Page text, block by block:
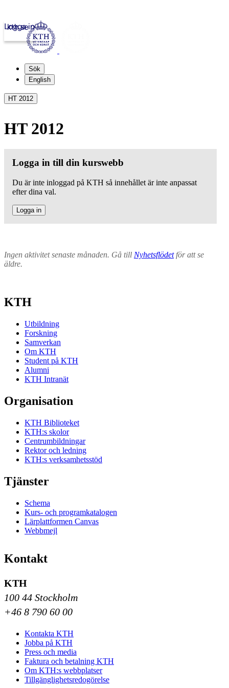
kth.se
Logga in
Sök
English
HT 2012
HT 2012
Logga in till din kurswebb
Du är inte inloggad på KTH så innehållet är inte anpassat
efter dina val.
Logga in
Ingen aktivitet senaste månaden. Gå till Nyhetsflödetför att se
äldre.
KTH
Utbildning
Forskning
Samverkan
Om KTH
Student på KTH
Alumni
KTH Intranät
Organisation
KTH Biblioteket
KTH:s skolor
Centrumbildningar
Rektor och ledning
KTH:s verksamhetsstöd
Tjänster
Schema
Kurs- och programkatalogen
Lärplattformen Canvas
Webbmejl
Kontakt
KTH
100 44 Stockholm
+46 8 790 60 00
Kontakta KTH
Jobba på KTH
Press och media
Faktura och betalning KTH
Om KTH:s webbplatser
Tillgänglighetsredogörelse